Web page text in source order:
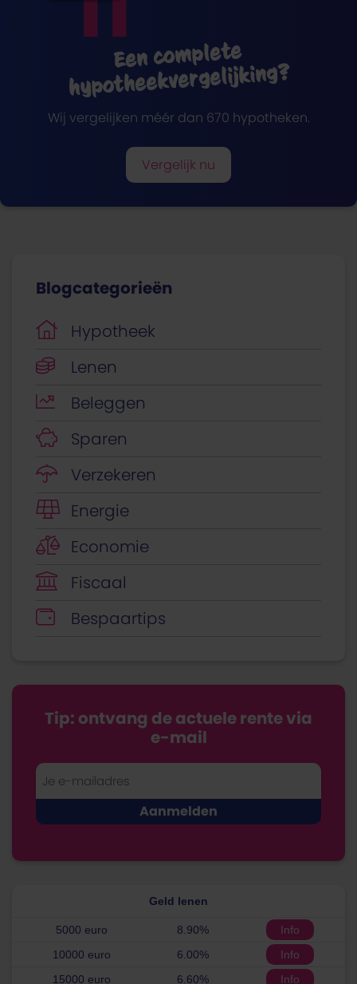
Een complete
hypotheekvergelijking?
Wij vergelijken méér dan 670 hypotheken.
Vergelijk nu
Blogcategorieën
Hypotheek
Lenen
Beleggen
Sparen
Verzekeren
Energie
Economie
Fiscaal
Bespaartips
Tip: ontvang de actuele rente via
e-mail
Geld lenen
5000 euro 8.90%
Info
10000 euro
6.00%
Info
15000 euro
6.60%
Info